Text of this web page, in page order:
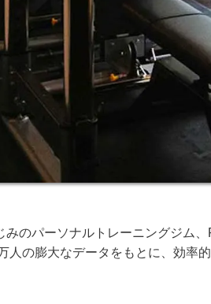
みのパーソナルトレーニングジム
人の膨大なデータをもとに、効率